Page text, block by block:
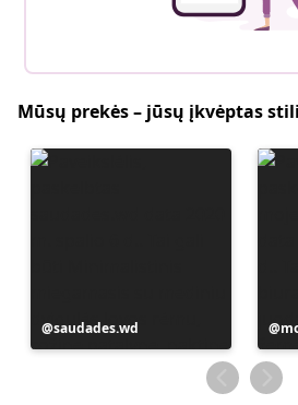
Mūsų prekės – jūsų įkvėptas
Įrašą
paskelbė
saudades.wd